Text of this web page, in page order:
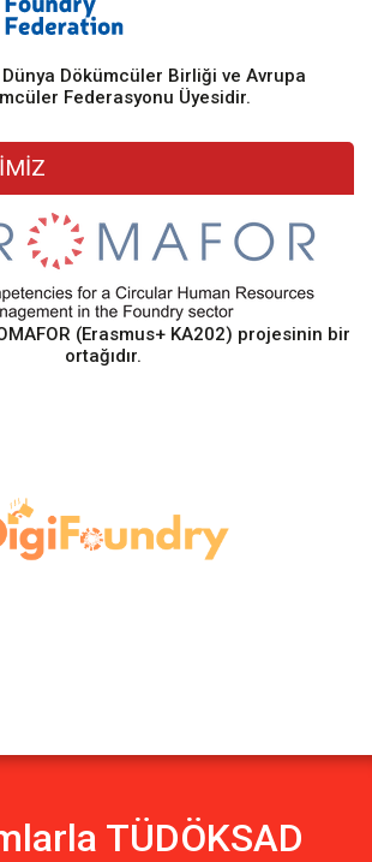
Dünya Dökümcüler Birliği ve Avrupa
Federasyonu Üyesidir.
(Erasmus+ KA202) projesinin bir
ortağıdır.
TÜDÖKSAD